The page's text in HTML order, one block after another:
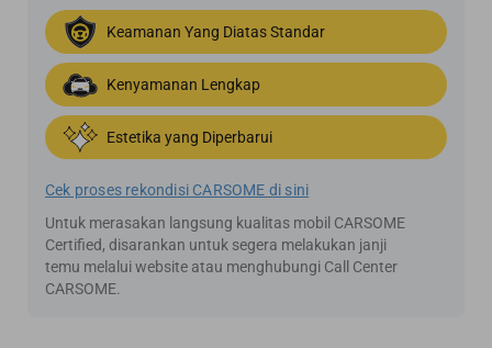
Keamanan Yang Diatas Standar
Kenyamanan Lengkap
Estetika yang Diperbarui
Cek proses rekondisi CARSOME di sini
Untuk merasakan langsung kualitas mobil CARSOME
Certified, disarankan untuk segera melakukan janji
temu melalui website atau menghubungi Call Center
CARSOME.